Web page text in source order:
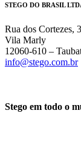
STEGO DO BRASIL
Rua dos Cortezes,
Vila Marly
12060-610 –
info@stego.com.br
Stego em todo o